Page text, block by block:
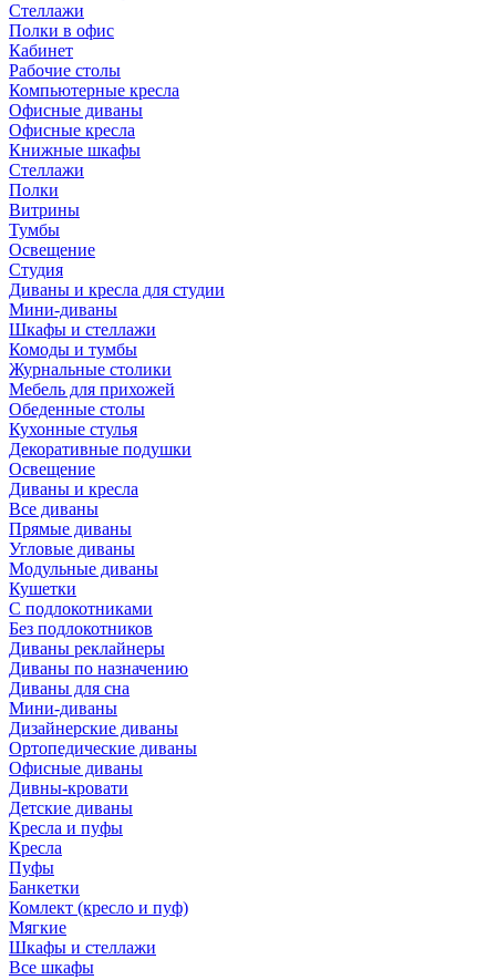
Стеллажи
Полки в офис
Кабинет
Рабочие столы
Компьютерные кресла
Офисные диваны
Офисные кресла
Книжные шкафы
Стеллажи
Полки
Витрины
Тумбы
Освещение
Студия
Диваны и кресла для студии
Мини-диваны
Шкафы и стеллажи
Комоды и тумбы
Журнальные столики
Мебель для прихожей
Обеденные столы
Кухонные стулья
Декоративные подушки
Освещение
Диваны и кресла
Все диваны
Прямые диваны
Угловые диваны
Модульные диваны
Кушетки
С подлокотниками
Без подлокотников
Диваны реклайнеры
Диваны по назначению
Диваны для сна
Мини-диваны
Дизайнерские диваны
Ортопедические диваны
Офисные диваны
Дивны-кровати
Детские диваны
Кресла и пуфы
Кресла
Пуфы
Банкетки
Комлект (кресло и пуф)
Мягкие
Шкафы и стеллажи
Все шкафы